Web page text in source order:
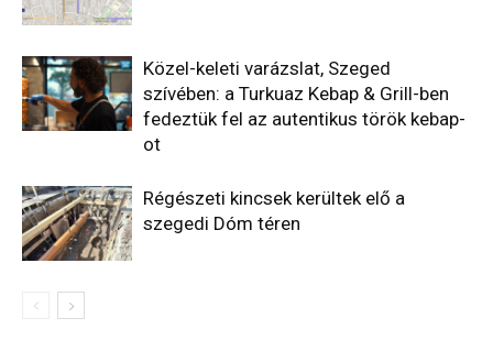
Közel-keleti varázslat, Szeged
szívében: a Turkuaz Kebap & Grill-ben
fedeztük fel az autentikus török kebap-
ot
Régészeti kincsek kerültek elő a
szegedi Dóm téren